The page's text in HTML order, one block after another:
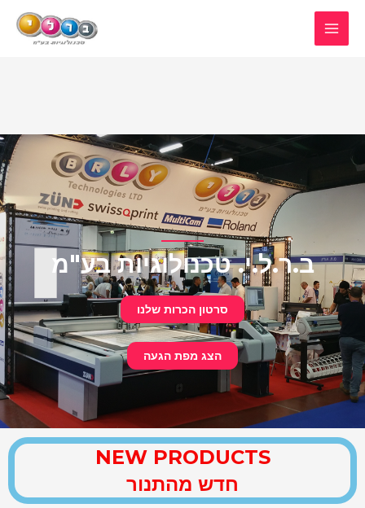
ב.ר.ל.י. טכנולוגיות בע"מ
סרטון הכרות שלנו
הצג מפת הגעה
NEW PRODUCTS
חדש מהתנור